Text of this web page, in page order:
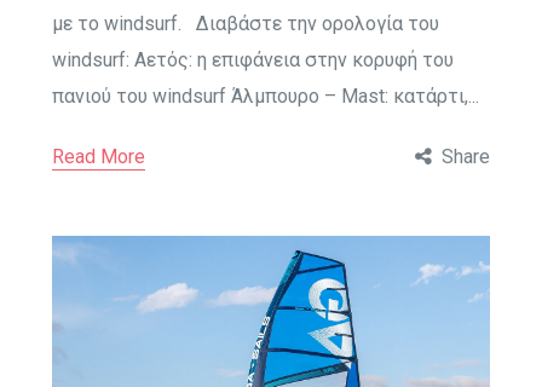
με το windsurf. Διαβάστε την ορολογία του
windsurf: Αετός: η επιφάνεια στην κορυφή του
πανιού του windsurf Άλμπουρο – Mast: κατάρτι,...
Read More Share